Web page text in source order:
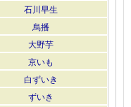
石川早生
烏播
大野芋
京いも
白ずいき
ずいき